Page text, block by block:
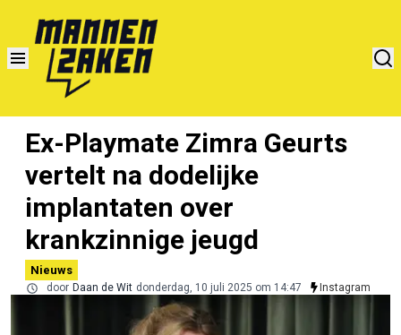
Ex-Playmate Zimra Geurts
vertelt na dodelijke
implantaten over
krankzinnige jeugd
Nieuws
door Daan de Wit donderdag, 10 juli 2025 om 14:47 Instagram